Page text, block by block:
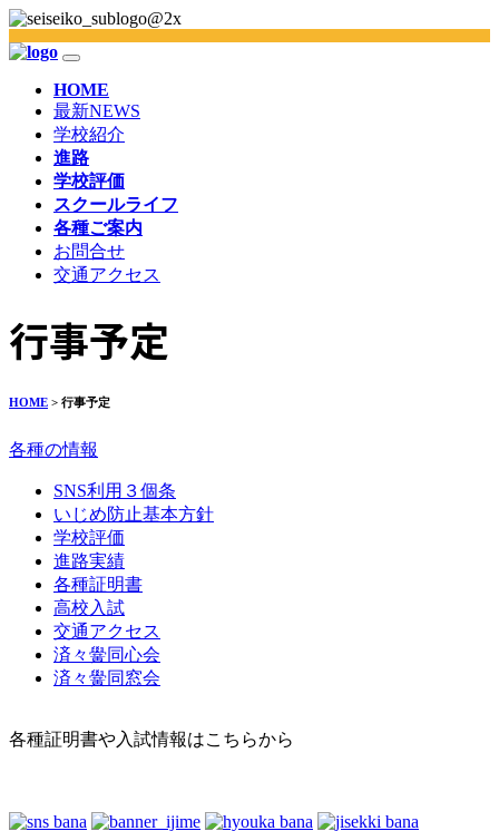
HOME
最新NEWS
学校紹介
進路
学校評価
スクールライフ
各種ご案内
お問合せ
交通アクセス
行事予定
HOME > 行事予定
各種の情報
SNS利用３個条
いじめ防止基本方針
学校評価
進路実績
各種証明書
高校入試
交通アクセス
済々黌同心会
済々黌同窓会
各種証明書や入試情報はこちらから